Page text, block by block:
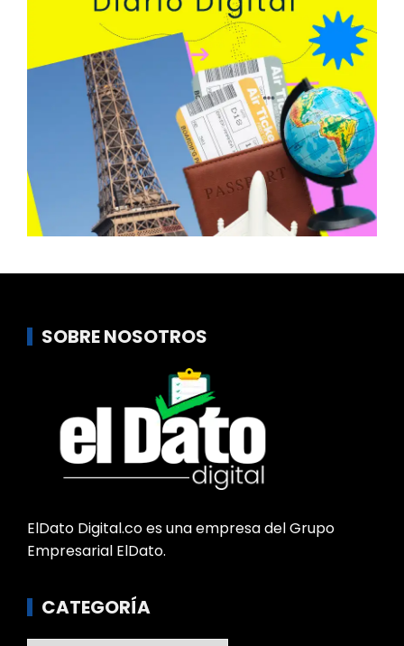
SOBRE NOSOTROS
ElDato Digital.co es una empresa del Grupo
Empresarial ElDato.
CATEGORÍA